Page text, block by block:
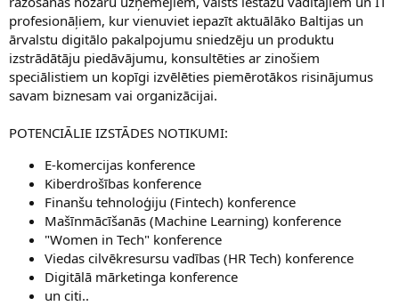
profesionāļiem, kur vienuviet iepazīt aktuālāko Baltijas un
ārvalstu digitālo pakalpojumu sniedzēju un produktu
izstrādātāju piedāvājumu, konsultēties ar zinošiem
speciālistiem un kopīgi izvēlēties piemērotākos risinājumus
savam biznesam vai organizācijai.
POTENCIĀLIE IZSTĀDES NOTIKUMI:
E-komercijas konference
Kiberdrošības konference
Finanšu tehnoloģiju (Fintech) konference
Mašīnmācīšanās (Machine Learning) konference
"Women in Tech" konference
Viedas cilvēkresursu vadības (HR Tech) konference
Digitālā mārketinga konference
un citi..